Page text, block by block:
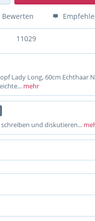
Bewerten
11029
Lady Long, 60cm Echthaar
mehr
und diskutieren...